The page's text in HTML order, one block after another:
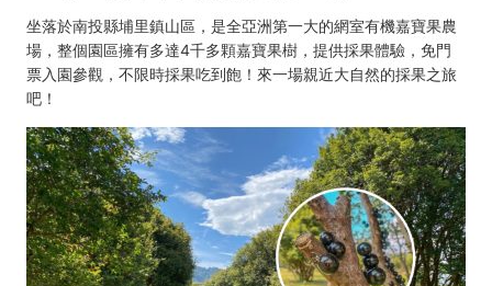
坐落於南投縣埔里鎮山區，是全亞洲第一大的網室有機嘉寶果農
場，整個園區擁有多達4千多顆嘉寶果樹，提供採果體驗，免門
票入園參觀，不限時採果吃到飽！來一場親近大自然的採果之旅
吧！